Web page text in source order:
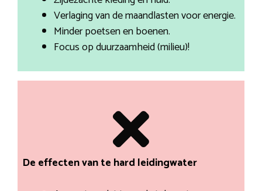
Verlaging van de maandlasten voor energie.
Minder poetsen en boenen.
Focus op duurzaamheid (milieu)!
De effecten van te hard leidingwater